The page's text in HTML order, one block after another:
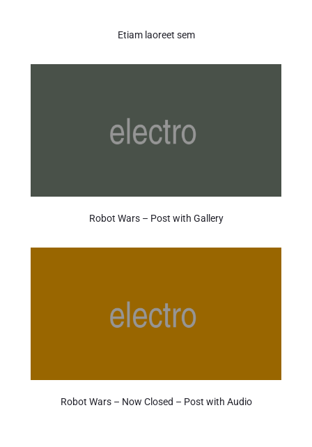
Etiam laoreet sem
Robot Wars – Post with Gallery
Robot Wars – Now Closed – Post with Audio